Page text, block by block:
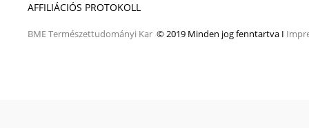
AFFILIÁCIÓS PROTOKOLL
BMETermészettudományi Kar © 2019 Minden jog fenntartva I